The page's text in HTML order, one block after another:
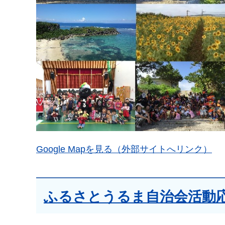
Google Mapを見る（外部サイトへリンク）
ふるさとうるま自治会活動